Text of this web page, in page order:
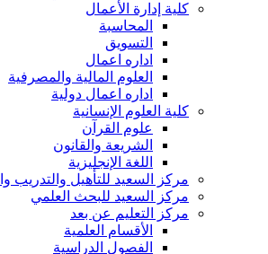
كلية إدارة الأعمال
المحاسبة
التسويق
اداره اعمال
العلوم المالية والمصرفية
اداره اعمال دولية
كلية العلوم الإنسانية
علوم القرآن
الشريعة والقانون
اللغة الإنجليزية
مركز السعيد للتأهيل والتدريب
مركز السعيد للبحث العلمي
مركز التعليم عن بعد
الأقسام العلمية
الفصول الدراسية